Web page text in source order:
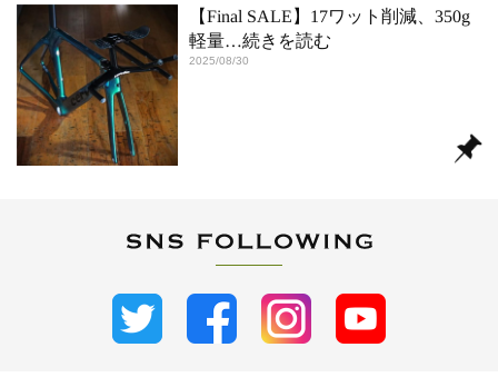
【Final SALE】17ワット削減、350g
軽量…続きを読む
2025/08/30